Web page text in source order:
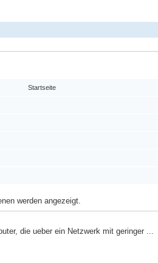
Startseite
werden angezeigt.
die ueber ein Netzwerk mit geringer ...